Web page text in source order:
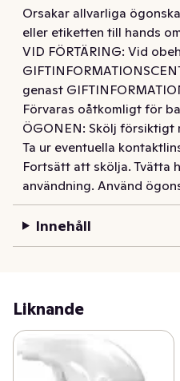
Orsakar allvarliga
eller etiketten till hands
VID FÖRTÄRING: Vid
genast
Förvaras oåtkomligt för
ÖGONEN: Skölj försiktigt
Ta ur eventuella
Fortsätt att skölja. Tvätta
användning. Använd
Innehåll
Liknande